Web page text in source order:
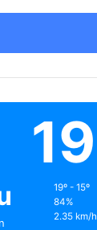
19
19º - 15º
84%
2.35 km/h